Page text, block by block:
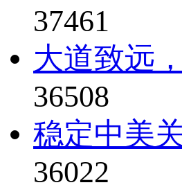
37461
大道致远
36508
稳定中美
36022